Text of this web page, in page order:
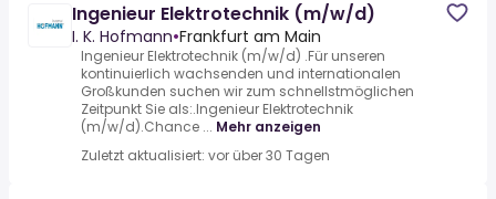
Ingenieur Elektrotechnik (m/w/d)
I. K. Hofmann•Frankfurt am Main
Ingenieur Elektrotechnik (m/w/d) .Für unseren
kontinuierlich wachsenden und internationalen
Großkunden suchen wir zum schnellstmöglichen
Zeitpunkt Sie als:.Ingenieur Elektrotechnik
(m/w/d).Chance ... Mehr anzeigen
Zuletzt aktualisiert: vor über 30 Tagen